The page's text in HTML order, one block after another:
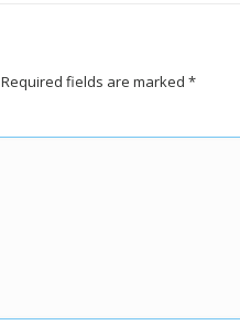
Required fields are marked *